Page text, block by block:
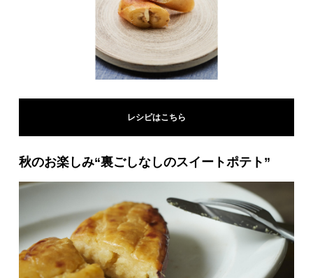
レシピはこちら
秋のお楽しみ“裏ごしなしのスイートポテト”